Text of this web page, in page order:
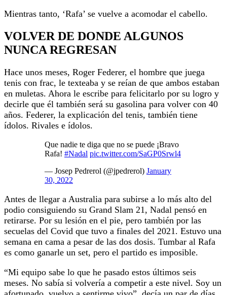
Mientras tanto, ‘Rafa’ se vuelve a acomodar el cabello.
VOLVER DE DONDE ALGUNOS
NUNCA REGRESAN
Hace unos meses, Roger Federer, el hombre que juega
tenis con frac, le texteaba y se reían de que ambos estaban
en muletas. Ahora le escribe para felicitarlo por su logro y
decirle que él también será su gasolina para volver con 40
años. Federer, la explicación del tenis, también tiene
ídolos. Rivales e ídolos.
Que nadie te diga que no se puede ¡Bravo
Rafa! #Nadal pic.twitter.com/SaGP0Srwl4
— Josep Pedrerol (@jpedrerol) January
30, 2022
Antes de llegar a Australia para subirse a lo más alto del
podio consiguiendo su Grand Slam 21, Nadal pensó en
retirarse. Por su lesión en el pie, pero también por las
secuelas del Covid que tuvo a finales del 2021. Estuvo una
semana en cama a pesar de las dos dosis. Tumbar al Rafa
es como ganarle un set, pero el partido es imposible.
“Mi equipo sabe lo que he pasado estos últimos seis
meses. No sabía si volvería a competir a este nivel. Soy un